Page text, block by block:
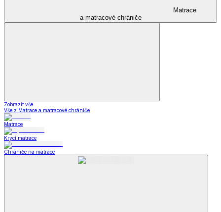
Matrace
a matracové chrániče
Zobrazit vše
Vše z Matrace a matracové chrániče
Matrace
Krycí matrace
Chrániče na matrace